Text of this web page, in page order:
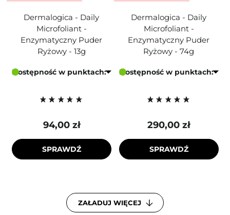
Dermalogica - Daily
Microfoliant -
Enzymatyczny Puder
Ryżowy - 13g
Dostępność w punktach:
94,00 zł
SPRAWDŹ
Dermalogica - Daily
Microfoliant -
Enzymatyczny Puder
Ryżowy - 74g
Dostępność w punktach:
290,00 zł
SPRAWDŹ
ZAŁADUJ WIĘCEJ